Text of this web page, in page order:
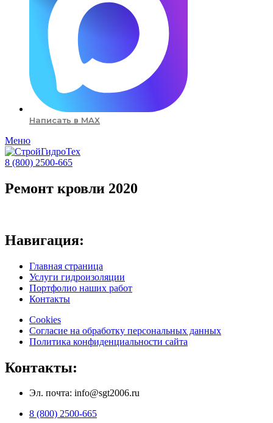
Написать в MAX
Меню
8 (800) 2500-665
Ремонт кровли 2020
Навигация:
Главная страница
Услуги гидроизоляции
Портфолио наших работ
Контакты
Cookies
Согласие на обработку персональных данных
Политика конфиденциальности сайта
Контакты:
Эл. почта: info@sgt2006.ru
8 (800) 2500-665